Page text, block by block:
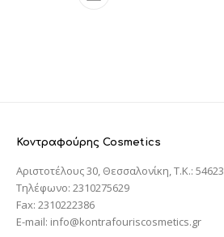
Κοντραφούρης Cosmetics
Αριστοτέλους 30, Θεσσαλονίκη, T.K.: 54623
Τηλέφωνο: 2310275629
Fax: 2310222386
E-mail: info@kontrafouriscosmetics.gr